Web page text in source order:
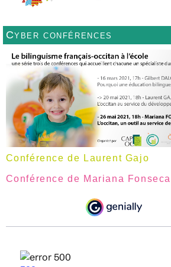
Cyber conférences
Conférence de Laurent Gajo
Conférence de Mariana